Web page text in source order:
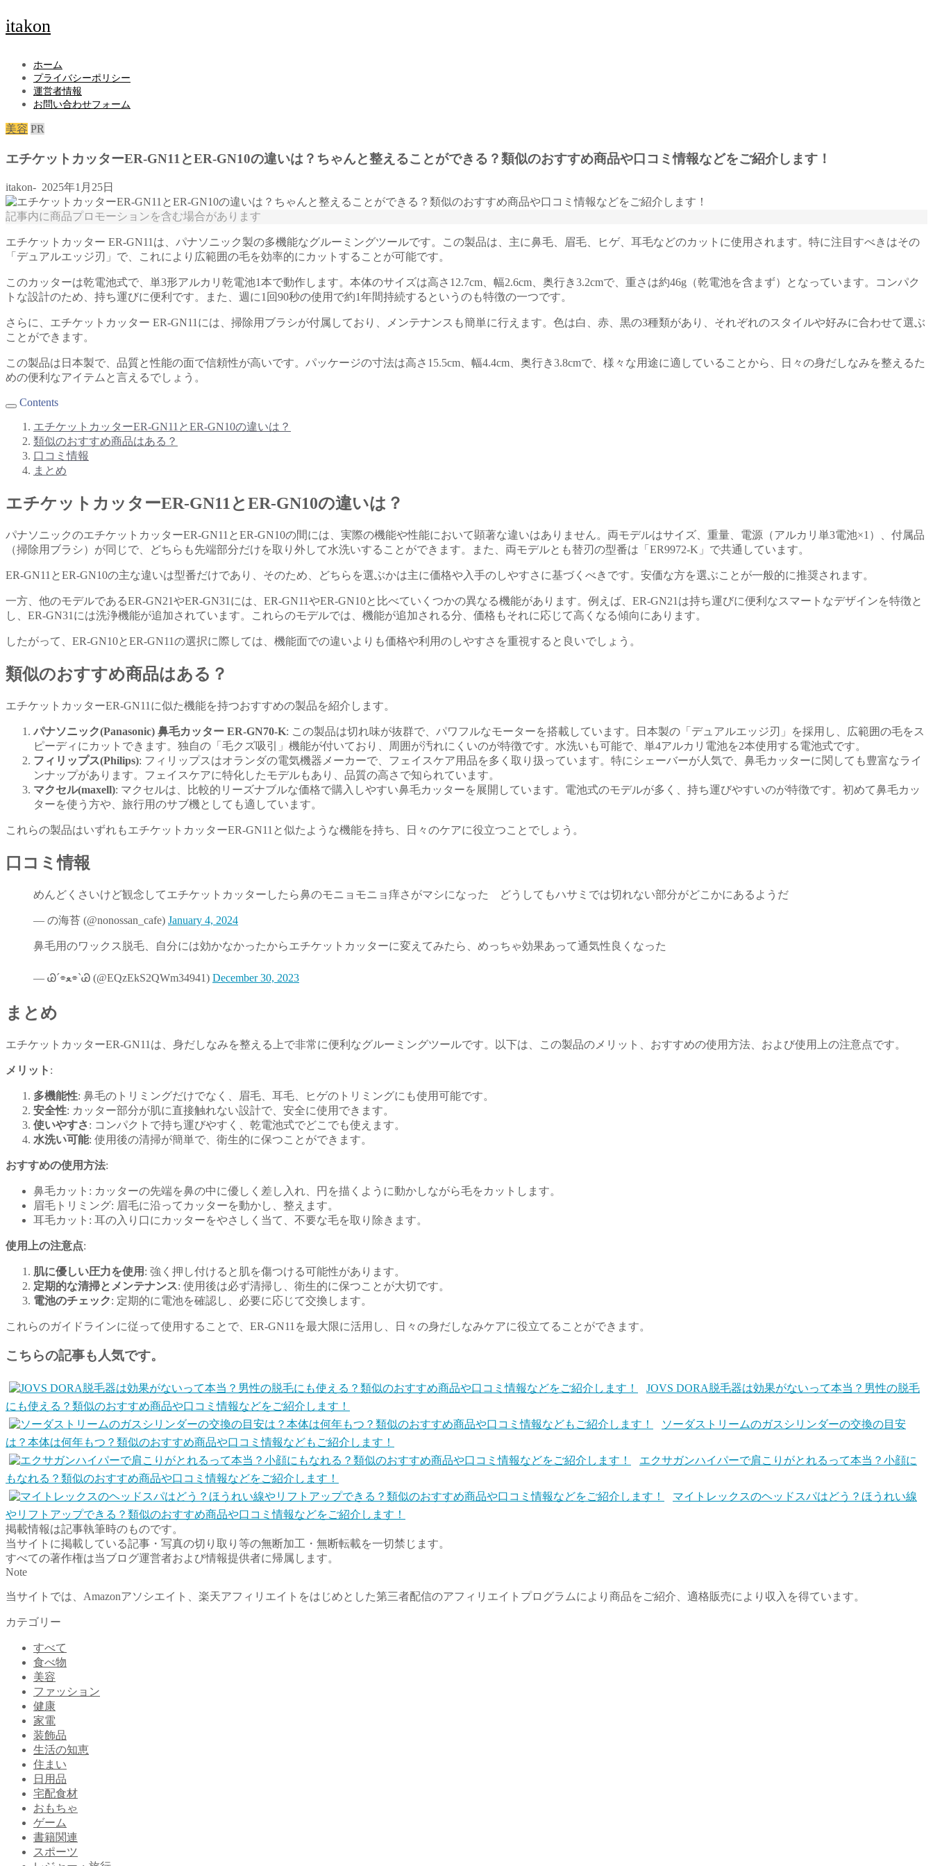
itakon
ホーム
プライバシーポリシー
運営者情報
お問い合わせフォーム
美容 PR
エチケットカッターER-GN11とER-GN10の違いは？ちゃんと整えることができる？類似のおすすめ商品や口コミ情報などをご紹介します！
itakon- 2025年1月25日
記事内に商品プロモーションを含む場合があります
エチケットカッター ER-GN11は、パナソニック製の多機能なグルーミングツールです。この製品は、主に鼻毛、眉毛、ヒゲ、耳毛などのカットに使用されます。特に注目すべきはその
「デュアルエッジ刃」で、これにより広範囲の毛を効率的にカットすることが可能です。
このカッターは乾電池式で、単3形アルカリ乾電池1本で動作します。本体のサイズは高さ12.7cm、幅2.6cm、奥行き3.2cmで、重さは約46g（乾電池を含まず）となっています。コンパク
トな設計のため、持ち運びに便利です。また、週に1回90秒の使用で約1年間持続するというのも特徴の一つです。
さらに、エチケットカッター ER-GN11には、掃除用ブラシが付属しており、メンテナンスも簡単に行えます。色は白、赤、黒の3種類があり、それぞれのスタイルや好みに合わせて選ぶ
ことができます。
この製品は日本製で、品質と性能の面で信頼性が高いです。パッケージの寸法は高さ15.5cm、幅4.4cm、奥行き3.8cmで、様々な用途に適していることから、日々の身だしなみを整えるた
めの便利なアイテムと言えるでしょう。
Contents
エチケットカッターER-GN11とER-GN10の違いは？
類似のおすすめ商品はある？
口コミ情報
まとめ
エチケットカッターER-GN11とER-GN10の違いは？
パナソニックのエチケットカッターER-GN11とER-GN10の間には、実際の機能や性能において顕著な違いはありません。両モデルはサイズ、重量、電源（アルカリ単3電池×1）、付属品
（掃除用ブラシ）が同じで、どちらも先端部分だけを取り外して水洗いすることができます。また、両モデルとも替刃の型番は「ER9972-K」で共通しています。
ER-GN11とER-GN10の主な違いは型番だけであり、そのため、どちらを選ぶかは主に価格や入手のしやすさに基づくべきです。安価な方を選ぶことが一般的に推奨されます。
一方、他のモデルであるER-GN21やER-GN31には、ER-GN11やER-GN10と比べていくつかの異なる機能があります。例えば、ER-GN21は持ち運びに便利なスマートなデザインを特徴と
し、ER-GN31には洗浄機能が追加されています。これらのモデルでは、機能が追加される分、価格もそれに応じて高くなる傾向にあります。
したがって、ER-GN10とER-GN11の選択に際しては、機能面での違いよりも価格や利用のしやすさを重視すると良いでしょう。
類似のおすすめ商品はある？
エチケットカッターER-GN11に似た機能を持つおすすめの製品を紹介します。
パナソニック(Panasonic) 鼻毛カッター ER-GN70-K: この製品は切れ味が抜群で、パワフルなモーターを搭載しています。日本製の「デュアルエッジ刃」を採用し、広範囲の毛をス
ピーディにカットできます。独自の「毛クズ吸引」機能が付いており、周囲が汚れにくいのが特徴です。水洗いも可能で、単4アルカリ電池を2本使用する電池式です​​。
フィリップス(Philips): フィリップスはオランダの電気機器メーカーで、フェイスケア用品を多く取り扱っています。特にシェーバーが人気で、鼻毛カッターに関しても豊富なライ
ンナップがあります。フェイスケアに特化したモデルもあり、品質の高さで知られています​​。
マクセル(maxell): マクセルは、比較的リーズナブルな価格で購入しやすい鼻毛カッターを展開しています。電池式のモデルが多く、持ち運びやすいのが特徴です。初めて鼻毛カッ
ターを使う方や、旅行用のサブ機としても適しています​​。
これらの製品はいずれもエチケットカッターER-GN11と似たような機能を持ち、日々のケアに役立つことでしょう。
口コミ情報
めんどくさいけど観念してエチケットカッターしたら鼻のモニョモニョ痒さがマシになった どうしてもハサミでは切れない部分がどこかにあるようだ
— の海苔 (@nonossan_cafe) January 4, 2024
鼻毛用のワックス脱毛、自分には効かなかったからエチケットカッターに変えてみたら、めっちゃ効果あって通気性良くなった
— Ꮚˊ⌯ﻌ⌯ˋᏊ (@EQzEkS2QWm34941) December 30, 2023
まとめ
エチケットカッターER-GN11は、身だしなみを整える上で非常に便利なグルーミングツールです。以下は、この製品のメリット、おすすめの使用方法、および使用上の注意点です。
メリット :
多機能性: 鼻毛のトリミングだけでなく、眉毛、耳毛、ヒゲのトリミングにも使用可能です。
安全性: カッター部分が肌に直接触れない設計で、安全に使用できます。
使いやすさ: コンパクトで持ち運びやすく、乾電池式でどこでも使えます。
水洗い可能: 使用後の清掃が簡単で、衛生的に保つことができます。
おすすめの使用方法:
鼻毛カット: カッターの先端を鼻の中に優しく差し入れ、円を描くように動かしながら毛をカットします。
眉毛トリミング: 眉毛に沿ってカッターを動かし、整えます。
耳毛カット: 耳の入り口にカッターをやさしく当て、不要な毛を取り除きます。
使用上の注意点:
肌に優しい圧力を使用 : 強く押し付けると肌を傷つける可能性があります。
定期的な清掃とメンテナンス: 使用後は必ず清掃し、衛生的に保つことが大切です。
電池のチェック: 定期的に電池を確認し、必要に応じて交換します。
これらのガイドラインに従って使用することで、ER-GN11を最大限に活用し、日々の身だしなみケアに役立てることができます。
こちらの記事も人気です。
JOVS DORA脱毛器は効果がないって本当？男性の脱毛
にも使える？類似のおすすめ商品や口コミ情報などをご紹介します！
ソーダストリームのガスシリンダーの交換の目安
は？本体は何年もつ？類似のおすすめ商品や口コミ情報などもご紹介します！
エクサガンハイパーで肩こりがとれるって本当？小顔に
もなれる？類似のおすすめ商品や口コミ情報などをご紹介します！
マイトレックスのヘッドスパはどう？ほうれい線
やリフトアップできる？類似のおすすめ商品や口コミ情報などをご紹介します！
掲載情報は記事執筆時のものです。
当サイトに掲載している記事・写真の切り取り等の無断加工・無断転載を一切禁じます。
すべての著作権は当ブログ運営者および情報提供者に帰属します。
Note
当サイトでは、Amazonアソシエイト、楽天アフィリエイトをはじめとした第三者配信のアフィリエイトプログラムにより商品をご紹介、適格販売により収入を得ています。
カテゴリー
すべて
食べ物
美容
ファッション
健康
家電
装飾品
生活の知恵
住まい
日用品
宅配食材
おもちゃ
ゲーム
書籍関連
スポーツ